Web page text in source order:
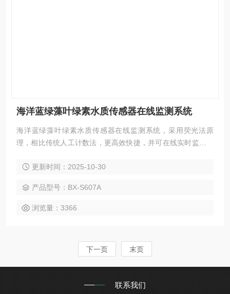
海洋蓝绿藻叶绿素水质传感器在线监测系统
海洋蓝绿藻叶绿素水质传感器在线监测系统，采用荧光法原
理，相比传统人工计数法，更高效快捷，并可在线实时监测。
除气泡、减少沾污对测量的影响，使维护周期更长，长期在线
更新时间：2025-10-30
产品型号：BX-S607A
浏览量：3366
下一页 末页
联系我们